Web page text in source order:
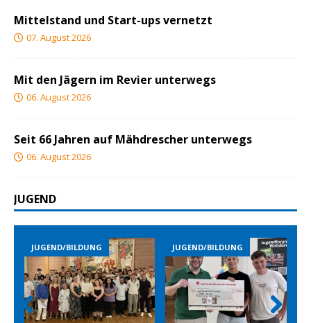
Mittelstand und Start-ups vernetzt
07. August 2026
Mit den Jägern im Revier unterwegs
06. August 2026
Seit 66 Jahren auf Mähdrescher unterwegs
06. August 2026
JUGEND
JUGEND/BILDUNG JUGEND/BILDUNG